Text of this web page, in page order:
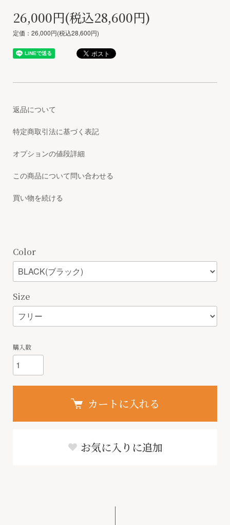
26,000円(税込28,600円)
定価：26,000円(税込28,600円)
返品について
特定商取引法に基づく表記
オプションの値段詳細
この商品について問い合わせる
買い物を続ける
Color
Size
購入数
カートに入れる
お気に入りに追加